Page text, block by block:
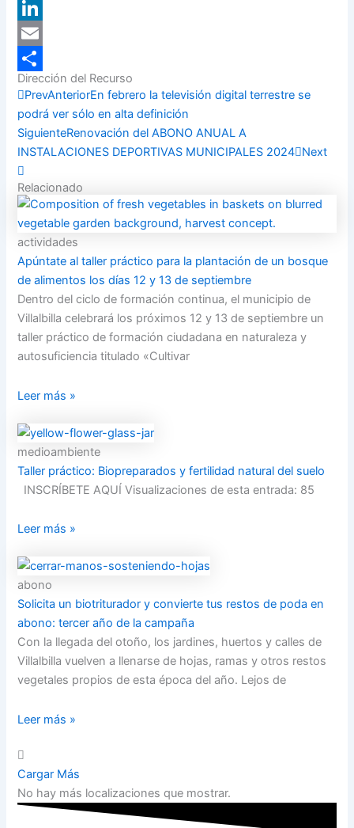
X
LinkedIn
Email
Compartir
Dirección del Recurso
PrevAnteriorEn febrero la televisión digital terrestre se
podrá ver sólo en alta definición
SiguienteRenovación del ABONO ANUAL A
INSTALACIONES DEPORTIVAS MUNICIPALES 2024 Next
Relacionado
actividades
Apúntate al taller práctico para la plantación de un bosque
de alimentos los días 12 y 13 de septiembre
Dentro del ciclo de formación continua, el municipio de
Villalbilla celebrará los próximos 12 y 13 de septiembre un
taller práctico de formación ciudadana en naturaleza y
autosuficiencia titulado «Cultivar
Leer más »
medioambiente
Taller práctico: Biopreparados y fertilidad natural del suelo
INSCRÍBETE AQUÍ Visualizaciones de esta entrada: 85
Leer más »
abono
Solicita un biotriturador y convierte tus restos de poda en
abono: tercer año de la campaña
Con la llegada del otoño, los jardines, huertos y calles de
Villalbilla vuelven a llenarse de hojas, ramas y otros restos
vegetales propios de esta época del año. Lejos de
Leer más »
Cargar Más
No hay más localizaciones que mostrar.